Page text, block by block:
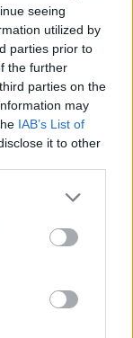
seeing
utilized by
parties prior to
the further
parties on the
may
IAB’s List of
it to other